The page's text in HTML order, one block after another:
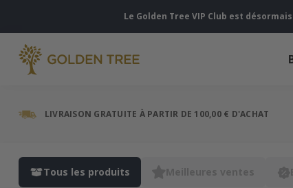
Le Golden Tree VIP Club est
LIVRAISON GRATUITE À PARTIR DE 100,00 € D'ACHAT
Tous les produits Meilleures ventes